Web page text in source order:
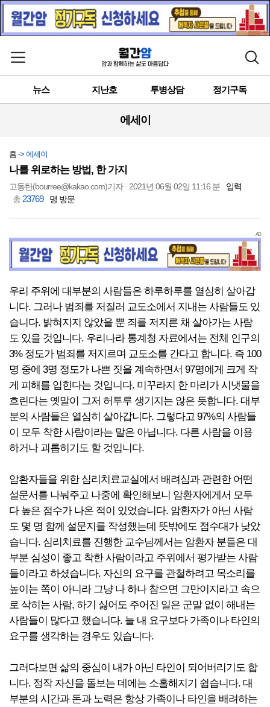
메뉴 열기 검색
뉴스 지난호 투병상담 정기구독
에세이
홈 -> 에세이
나를 위로하는 방법, 한 가지
고동탄(bourree@kakao.com)기자 2021년 06월 02일 11:16 분
입력
총 23769 명 방문
AD
우리 주위에 대부분의 사람들은 하루하루를 열심히 살아갑
니다. 그러나 범죄를 저질러 교도소에서 지내는 사람들도 있
습니다. 밝혀지지 않았을 뿐 죄를 저지른 채 살아가는 사람
도 있을 것입니다. 우리나라 통계청 자료에서는 전체 인구의
3% 정도가 범죄를 저지르며 교도소를 간다고 합니다. 즉 100
명 중에 3명 정도가 나쁜 짓을 계속하면서 97명에게 크게 작
게 피해를 입힌다는 것입니다. 미꾸라지 한 마리가 시냇물을
흐린다는 옛말이 그저 허투루 생기지는 않은 듯합니다. 대부
분의 사람들은 열심히 살아갑니다. 그렇다고 97%의 사람들
이 모두 착한 사람이라는 말은 아닙니다. 다른 사람을 이용
하거나 괴롭히기도 할 것입니다.
암환자들을 위한 심리치료교실에서 배려심과 관련한 어떤
설문서를 나눠주고 나중에 확인해보니 암환자에게서 모두
다 높은 점수가 나온 적이 있었습니다. 암환자가 아닌 사람
도 몇 명 함께 설문지를 작성했는데 뜻밖에도 점수대가 낮았
습니다. 심리치료를 진행한 교수님께서는 암환자 분들은 대
부분 심성이 좋고 착한 사람이라고 주위에서 평가받는 사람
들이라고 하셨습니다. 자신의 요구를 관철하려고 목소리를
높이는 쪽이 아니라 그냥 나 하나 참으면 그만이지라고 속으
로 삭히는 사람, 하기 싫어도 주어진 일은 군말 없이 해내는
사람들이 많다고 했습니다. 늘 내 요구보다 가족이나 타인의
요구를 생각하는 경우도 있습니다.
그러다보면 삶의 중심이 내가 아닌 타인이 되어버리기도 합
니다. 정작 자신을 돌보는 데에는 소홀해지기 쉽습니다. 대
부분의 시간과 돈과 노력은 항상 가족이나 타인을 배려하는